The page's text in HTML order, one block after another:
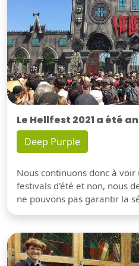
Le Hellfest 2021 a été
Deep Purple
Nous continuons donc à
festivals d'été et non, nous
ne pouvons pas garantir la